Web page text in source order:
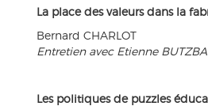
La place des valeurs dans la
Bernard CHARLOT
Entretien avec Etienne
Les politiques de puzzles